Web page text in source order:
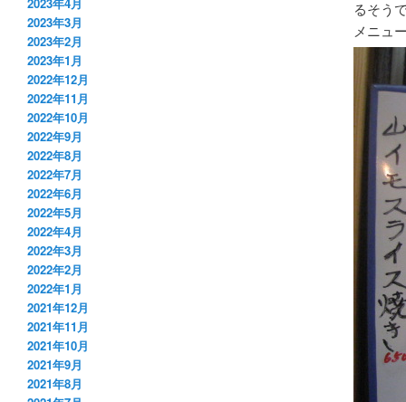
るそう
メニュ
2023年4月
2023年3月
2023年2月
2023年1月
2022年12月
2022年11月
2022年10月
2022年9月
2022年8月
2022年7月
2022年6月
2022年5月
2022年4月
2022年3月
2022年2月
2022年1月
2021年12月
2021年11月
2021年10月
2021年9月
2021年8月